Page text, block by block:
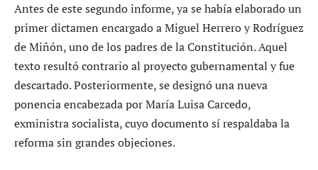
Antes de este segundo informe, ya se había elaborado un
primer dictamen encargado a Miguel Herrero y Rodríguez
de Miñón, uno de los padres de la Constitución. Aquel
texto resultó contrario al proyecto gubernamental y fue
descartado. Posteriormente, se designó una nueva
ponencia encabezada por María Luisa Carcedo,
exministra socialista, cuyo documento sí respaldaba la
reforma sin grandes objeciones.